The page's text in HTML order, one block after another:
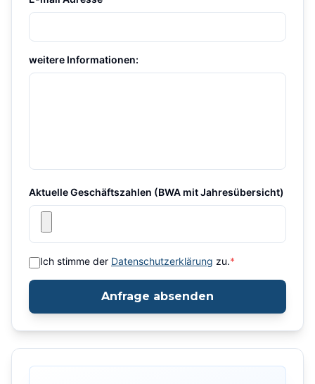
weitere Informationen:
Aktuelle Geschäftszahlen (BWA mit Jahresübersicht)
Ich stimme der Datenschutzerklärung zu.*
Anfrage absenden